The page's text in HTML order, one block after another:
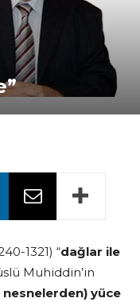
1321) “dağlar ile
Muhiddin’in
nesnelerden) yüce